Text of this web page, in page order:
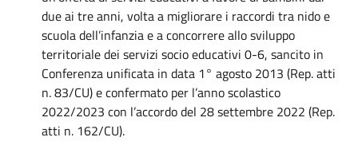
due ai tre anni, volta a migliorare i raccordi tra nido e
scuola dell’infanzia e a concorrere allo sviluppo
territoriale dei servizi socio educativi 0-6, sancito in
Conferenza unificata in data 1° agosto 2013 (Rep. atti
n. 83/CU) e confermato per l’anno scolastico
2022/2023 con l’accordo del 28 settembre 2022 (Rep.
atti n. 162/CU).